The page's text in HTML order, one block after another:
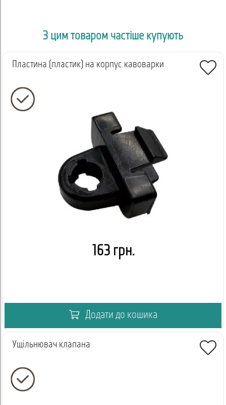
З цим товаром частіше купують
Пластина (пластик) на корпус кавоварки
163 грн.
Додати до кошика
Ущільнювач клапана